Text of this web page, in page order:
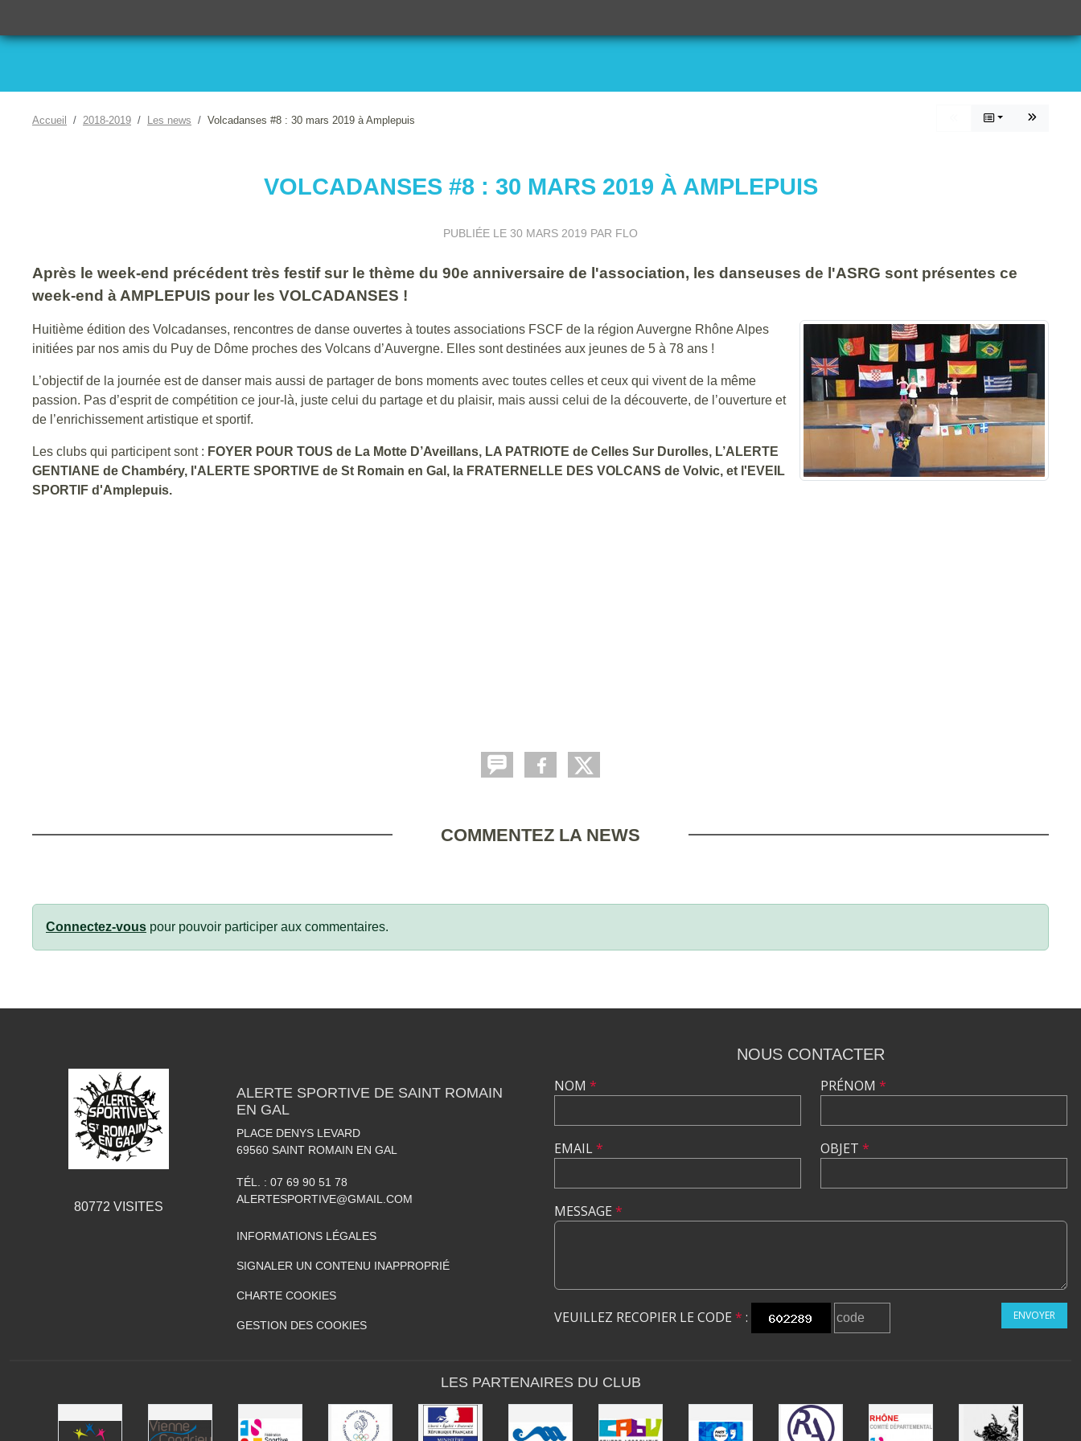
Accueil 2018-2019 Les news Volcadanses #8 : 30 mars 2019 à Amplepuis
VOLCADANSES #8 : 30 MARS 2019 À AMPLEPUIS
PUBLIÉE LE 30 MARS 2019 PAR FLO
Après le week-end précédent très festif sur le thème du 90e anniversaire de l'association, les danseuses de l'ASRG sont présentes ce
week-end à AMPLEPUIS pour les VOLCADANSES !
Huitième édition des Volcadanses, rencontres de danse ouvertes à toutes associations FSCF de la région Auvergne Rhône Alpes
initiées par nos amis du Puy de Dôme proches des Volcans d’Auvergne. Elles sont destinées aux jeunes de 5 à 78 ans !
L’objectif de la journée est de danser mais aussi de partager de bons moments avec toutes celles et ceux qui vivent de la même
passion. Pas d’esprit de compétition ce jour-là, juste celui du partage et du plaisir, mais aussi celui de la découverte, de l’ouverture et
de l’enrichissement artistique et sportif.
Les clubs qui participent sont : FOYER POUR TOUS de La Motte D’Aveillans, LA PATRIOTE de Celles Sur Durolles, L’ALERTE
GENTIANE de Chambéry, l'ALERTE SPORTIVE de St Romain en Gal, la FRATERNELLE DES VOLCANS de Volvic, et l'EVEIL
SPORTIF d'Amplepuis.
COMMENTEZ LA NEWS
Connectez-vous pour pouvoir participer aux commentaires.
80772 VISITES
ALERTE SPORTIVE DE SAINT ROMAIN
EN GAL
PLACE DENYS LEVARD
69560 SAINT ROMAIN EN GAL
TÉL. : 07 69 90 51 78
ALERTESPORTIVE@GMAIL.COM
INFORMATIONS LÉGALES
SIGNALER UN CONTENU INAPPROPRIÉ
CHARTE COOKIES
GESTION DES COOKIES
NOUS CONTACTER
NOM *
EMAIL*
PRÉNOM *
OBJET *
MESSAGE *
VEUILLEZ RECOPIER LE CODE * : ENVOYER
LES PARTENAIRES DU CLUB